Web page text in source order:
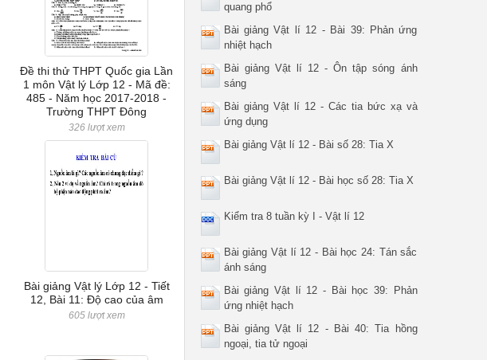
Đề thi thử THPT Quốc gia Lần
1 môn Vật lý Lớp 12 - Mã đề:
485 - Năm học 2017-2018 -
Trường THPT Đông
326 lượt xem
Bài giảng Vật lý Lớp 12 - Tiết
12, Bài 11: Độ cao của âm
605 lượt xem
quang phổ
Bài giảng Vật lí 12 - Bài 39: Phản ứng
nhiệt hạch
Bài giảng Vật lí 12 - Ôn tập sóng ánh
sáng
Bài giảng Vật lí 12 - Các tia bức xạ và
ứng dụng
Bài giảng Vật lí 12 - Bài số 28: Tia X
Bài giảng Vật lí 12 - Bài học số 28: Tia X
Kiểm tra 8 tuần kỳ I - Vật lí 12
Bài giảng Vật lí 12 - Bài học 24: Tán sắc
ánh sáng
Bài giảng Vật lí 12 - Bài học 39: Phản
ứng nhiệt hạch
Bài giảng Vật lí 12 - Bài 40: Tia hồng
ngoại, tia tử ngoại